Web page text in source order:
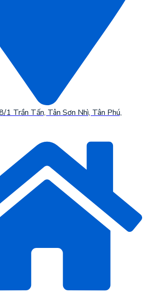
1 Trần Tấn, Tân Sơn Nhì, Tân Phú,